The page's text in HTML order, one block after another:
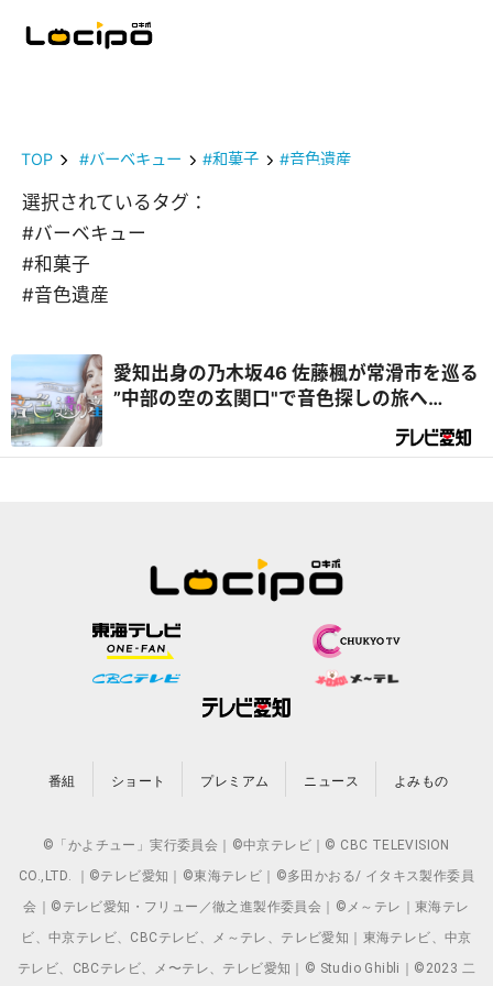
TOP #バーベキュー #和菓子 #音色遺産
選択されているタグ：
#バーベキュー
#和菓子
#音色遺産
愛知出身の乃木坂46 佐藤楓が常滑市を巡る
”中部の空の玄関口"で音色探しの旅へ
♪『乃木坂46 佐藤楓 音色遺産』
番組 ショート プレミアム ニュース よみもの
©「かよチュー」実行委員会｜©中京テレビ｜© CBC TELEVISION
CO.,LTD. ｜©テレビ愛知｜©東海テレビ｜©多田かおる/ イタキス製作委員
会｜©テレビ愛知・フリュー／徹之進製作委員会｜©メ～テレ｜東海テレ
ビ、中京テレビ、CBCテレビ、メ～テレ、テレビ愛知｜東海テレビ、中京
テレビ、CBCテレビ、メ〜テレ、テレビ愛知｜© Studio Ghibli｜©2023 二